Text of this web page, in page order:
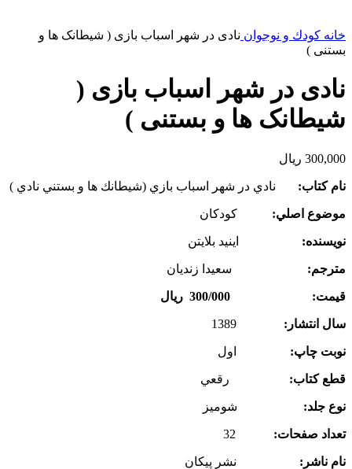
خانه کودك و نوجوان نادی در شهر اسباب بازی ( شیطانک ها و
بستنی )
نادی در شهر اسباب بازی (
شیطانک ها و بستنی )
300,000 ریال
نام كتاب: نادي در شهر اسباب بازي (شيطانك ها و بستني نادي )
موضوع اصلي: كودكان
نويسنده: اينيد بلايتن
مترجم: سعيدا زنديان
قيمت: 300/000 ريال
سال انتشار: 1389
نوبت چاپ: اول
قطع كتاب: رقعي
نوع جلد: شوميز
تعداد صفحات: 32
نام ناشر: نشر پيكان